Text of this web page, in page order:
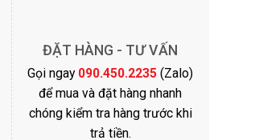
ĐẶT HÀNG - TƯ VẤN
Gọi ngay 090.450.2235 (Zalo)
để mua và đặt hàng nhanh
chóng kiểm tra hàng trước khi
trả tiền.